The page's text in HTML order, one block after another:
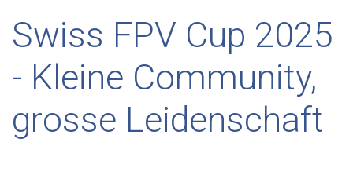
Swiss FPV Cup 2025
- Kleine Community,
grosse Leidenschaft